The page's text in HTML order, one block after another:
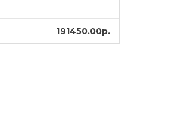
191450.00р.